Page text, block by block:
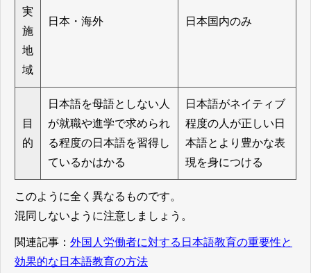
実
施
地
域
日本・海外 日本国内のみ
目
的
日本語を母語としない人
が就職や進学で求められ
る程度の日本語を習得し
ているかはかる
日本語がネイティブ
程度の人が正しい日
本語とより豊かな表
現を身につける
このように全く異なるものです。
混同しないように注意しましょう。
関連記事： 外国人労働者に対する日本語教育の重要性と
効果的な日本語教育の方法